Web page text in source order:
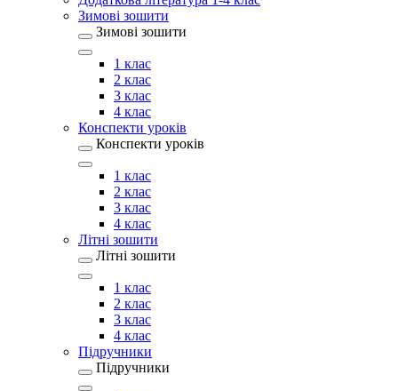
Зимові зошити
Зимові зошити
1 клас
2 клас
3 клас
4 клас
Конспекти уроків
Конспекти уроків
1 клас
2 клас
3 клас
4 клас
Літні зошити
Літні зошити
1 клас
2 клас
3 клас
4 клас
Підручники
Підручники